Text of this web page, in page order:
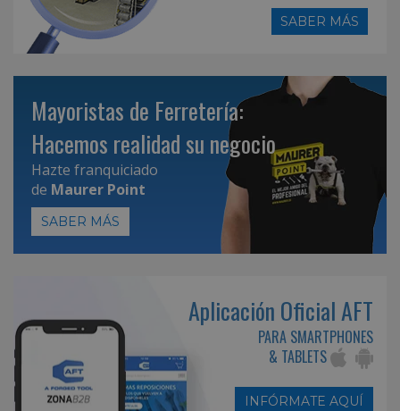
SABER MÁS
Mayoristas de Ferretería:
Hacemos realidad su negocio
Hazte franquiciado
de Maurer Point
SABER MÁS
Aplicación Oficial AFT
PARA SMARTPHONES
& TABLETS
INFÓRMATE AQUÍ